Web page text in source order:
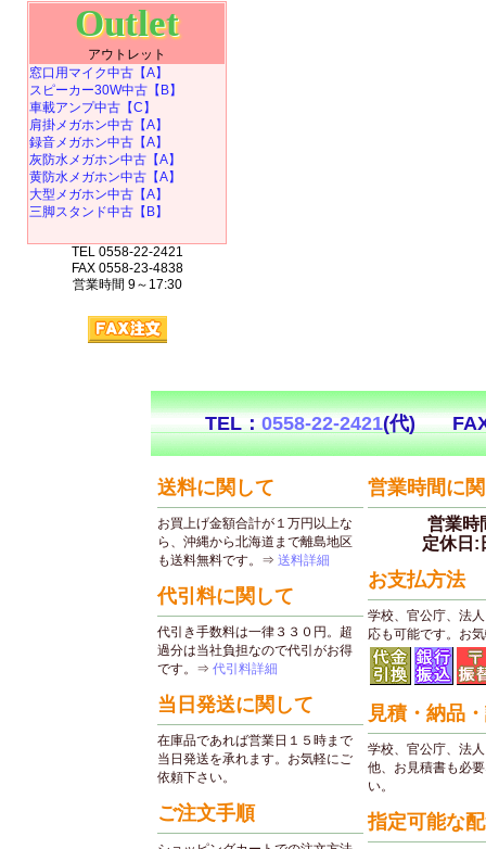
Outlet
アウトレット
窓口用マイク中古【A】
スピーカー30W中古【B】
車載アンプ中古【C】
肩掛メガホン中古【A】
録音メガホン中古【A】
灰防水メガホン中古【A】
黄防水メガホン中古【A】
大型メガホン中古【A】
三脚スタンド中古【B】
TEL 0558-22-2421
FAX 0558-23-4838
営業時間 9～17:30